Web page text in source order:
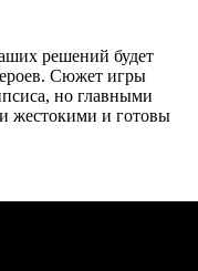
решений будет
Сюжет игры
но главными
жестокими и готовы